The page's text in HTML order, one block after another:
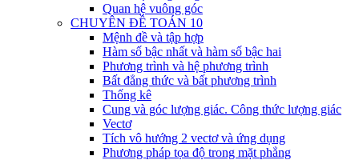
Quan hệ vuông góc
CHUYÊN ĐỀ TOÁN 10
Mệnh đề và tập hợp
Hàm số bậc nhất và hàm số bậc hai
Phương trình và hệ phương trình
Bất đẳng thức và bất phương trình
Thống kê
Cung và góc lượng giác. Công thức lượng giác
Vectơ
Tích vô hướng 2 vectơ và ứng dụng
Phương pháp tọa độ trong mặt phẳng